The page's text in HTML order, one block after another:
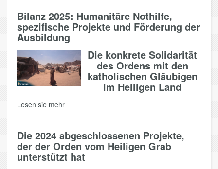
Bilanz 2025: Humanitäre Nothilfe,
spezifische Projekte und Förderung der
Ausbildung
Die konkrete Solidarität
des Ordens mit den
katholischen Gläubigen
im Heiligen Land
Lesen sie mehr
Die 2024 abgeschlossenen Projekte,
der der Orden vom Heiligen Grab
unterstützt hat